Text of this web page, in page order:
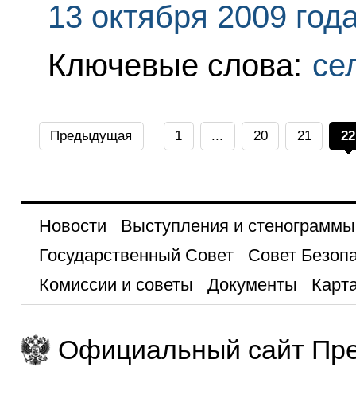
13 октября 2009
Ключевые слова:
Предыдущая 1 ... 20 21 22
Новости
Выступления и стенограммы
Государственный Совет
Совет
Комиссии и советы
Документы
Официальный сайт